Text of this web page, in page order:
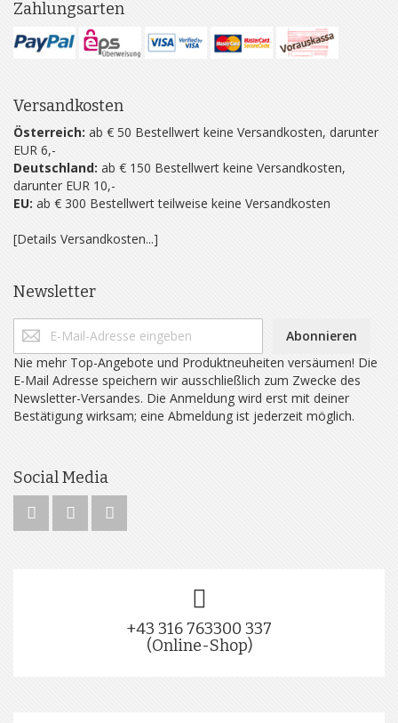
Zahlungsarten
Versandkosten
Österreich: ab € 50 Bestellwert keine Versandkosten, darunter
EUR 6,-
Deutschland: ab € 150 Bestellwert keine Versandkosten,
darunter EUR 10,-
EU: ab € 300 Bestellwert teilweise keine Versandkosten
[Details Versandkosten...]
Newsletter
Abonnieren
Nie mehr Top-Angebote und Produktneuheiten versäumen! Die
E-Mail Adresse speichern wir ausschließlich zum Zwecke des
Newsletter-Versandes. Die Anmeldung wird erst mit deiner
Bestätigung wirksam; eine Abmeldung ist jederzeit möglich.
Social Media
+43 316 763300 337
(Online-Shop)